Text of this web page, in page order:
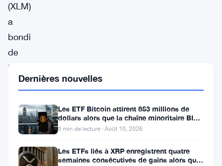
(XLM)
a
bondi
de
38,94%
tête
classement
Dernières nouvelles
Les ETF Bitcoin attirent 853 millions de
dollars alors que la chaîne minoritaire BIP-
110 meurt après deux
5 min de lecture · Août 10, 2026
Les ETFs liés à XRP enregistrent quatre
semaines consécutives de gains alors que